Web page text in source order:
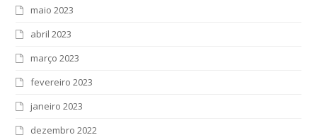
maio 2023
abril 2023
março 2023
fevereiro 2023
janeiro 2023
dezembro 2022